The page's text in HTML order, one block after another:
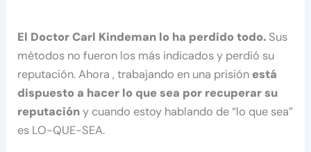
El Doctor Carl Kindeman lo ha perdido todo. Sus
métodos no fueron los más indicados y perdió su
reputación. Ahora , trabajando en una prisión está
dispuesto a hacer lo que sea por recuperar su
reputacióny cuando estoy hablando de “lo que sea”
es LO-QUE-SEA.